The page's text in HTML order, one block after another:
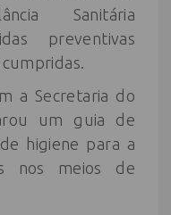
Sanitária
preventivas
a Secretaria do
um guia de
higiene para a
nos meios de